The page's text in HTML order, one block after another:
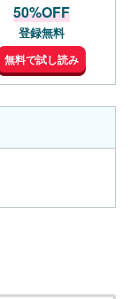
50%OFF
登録無料
無料で試し読み